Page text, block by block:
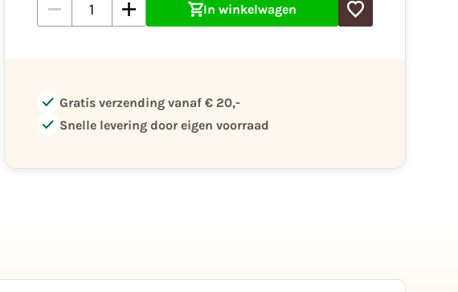
In winkelwagen
check Gratis verzending vanaf € 20,-
check Snelle levering door eigen voorraad